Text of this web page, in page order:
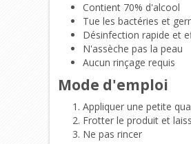
Contient 70% d'alcool
Tue les bactéries et
Désinfection rapide et
N'assèche pas la peau
Aucun rinçage requis
Mode d'emploi
Appliquer une petite
Frotter le produit et
Ne pas rincer